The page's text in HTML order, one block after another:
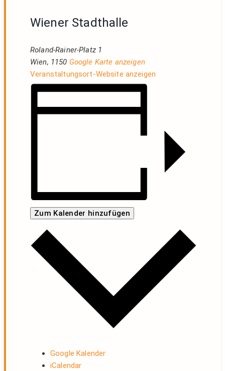
Wiener Stadthalle
Roland-Rainer-Platz 1
Wien, 1150 Google Karte anzeigen
Veranstaltungsort-Website anzeigen
Zum Kalender hinzufügen
Google Kalender
iCalendar